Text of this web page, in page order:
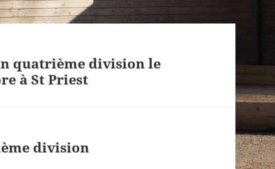
quatrième division le
à St Priest
division